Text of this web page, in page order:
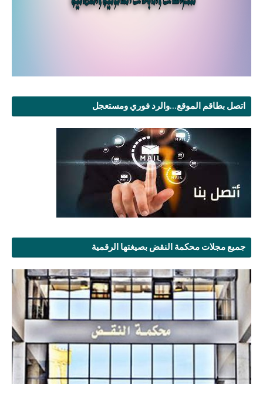
اتصل بطاقم الموقع...والرد فوري ومستعجل
جميع مجلات محكمة النقض بصيغتها الرقمية